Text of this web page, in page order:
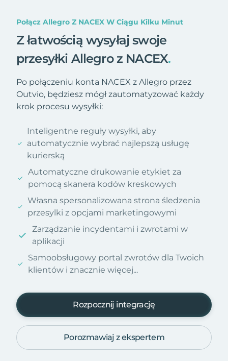
Połącz Allegro Z NACEX W Ciągu Kilku Minut
Z łatwością wysyłaj swoje
przesyłki Allegro z NACEX.
Po połączeniu konta NACEX z Allegro przez
Outvio, będziesz mógł zautomatyzować każdy
krok procesu wysyłki:
Inteligentne reguły wysyłki, aby
automatycznie wybrać najlepszą usługę
kurierską
Automatyczne drukowanie etykiet za
pomocą skanera kodów kreskowych
Własna spersonalizowana strona śledzenia
przesylki z opcjami marketingowymi
Zarządzanie incydentami i zwrotami w
aplikacji
Samoobsługowy portal zwrotów dla Twoich
klientów i znacznie więcej...
Rozpocznij integrację
Porozmawiaj z ekspertem